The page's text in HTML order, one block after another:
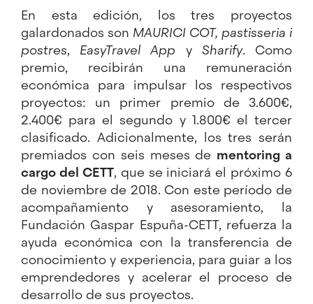
En esta edición, los tres proyectos
galardonados son MAURICI COT, pastisseria i
postres, EasyTravel App y Sharify. Como
premio, recibirán una remuneración
económica para impulsar los respectivos
proyectos: un primer premio de 3.600€,
2.400€ para el segundo y 1.800€ el tercer
clasificado. Adicionalmente, los tres serán
premiados con seis meses de mentoring a
cargo del CETT, que se iniciará el próximo 6
de noviembre de 2018. Con este período de
acompañamiento y asesoramiento, la
Fundación Gaspar Espuña-CETT, refuerza la
ayuda económica con la transferencia de
conocimiento y experiencia, para guiar a los
emprendedores y acelerar el proceso de
desarrollo de sus proyectos.